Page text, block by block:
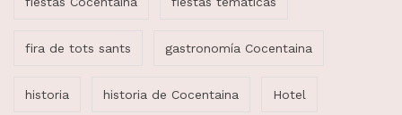
fira de tots sants gastronomía Cocentaina
historia historia de Cocentaina Hotel